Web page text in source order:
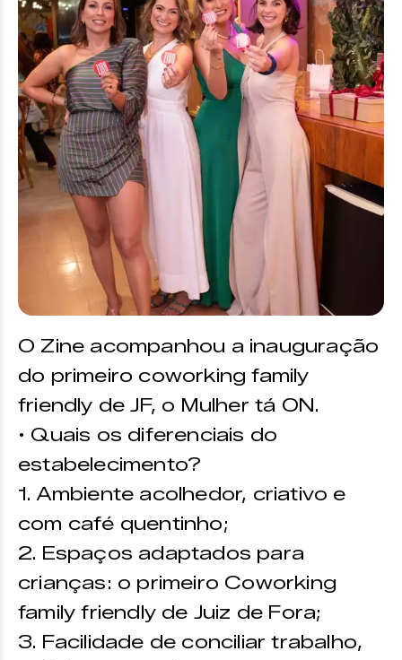
O Zine acompanhou a inauguração
do primeiro coworking family
friendly de JF, o Mulher tá ON.
• Quais os diferenciais do
estabelecimento?
1. Ambiente acolhedor, criativo e
com café quentinho;
2. Espaços adaptados para
crianças: o primeiro Coworking
family friendly de Juiz de Fora;
3. Facilidade de conciliar trabalho,